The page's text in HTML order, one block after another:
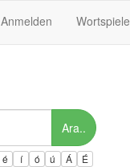
Anmelden Wortspiele
Ara..
é í ó ú Á
É